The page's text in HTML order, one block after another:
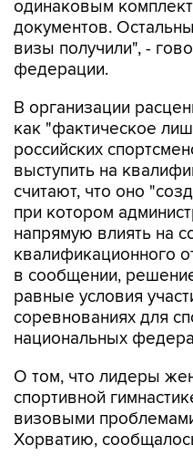
одинаковым
документов.
визы получили", -
федерации.
В организации
как "фактическое
российских
выступить на
считают, что оно
при котором
напрямую влиять на
квалификационного
в сообщении,
равные условия
соревнованиях для
национальных
О том, что лидеры
спортивной
визовыми
Хорватию,